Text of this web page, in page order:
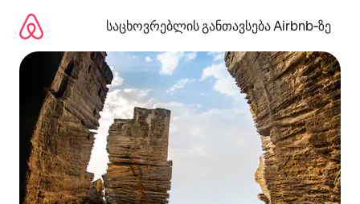
გადასვლა
საცხოვრებლის განთავსება Airbnb‑ზე